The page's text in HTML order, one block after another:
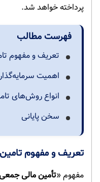
پرداخته خواهد شد.
فهرست مطالب
تعریف و مفهوم
اهمیت
انواع روش‌های
سخن پایانی
تعریف و مفهوم
مفهوم «تأمین مالی